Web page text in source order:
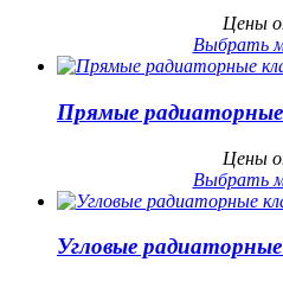
Цены
Выбрать
Прямые
Цены
Выбрать
Угловые